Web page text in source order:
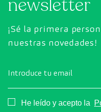
newsletter
¡Sé la primera
nuestras novedades!
Introduce tu email
Consentimiento
He leído y acepto la